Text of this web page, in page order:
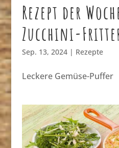
Rezept der
Zucchini-
Sep. 13, 2024| Rezepte
Leckere Gemüse-Puffer